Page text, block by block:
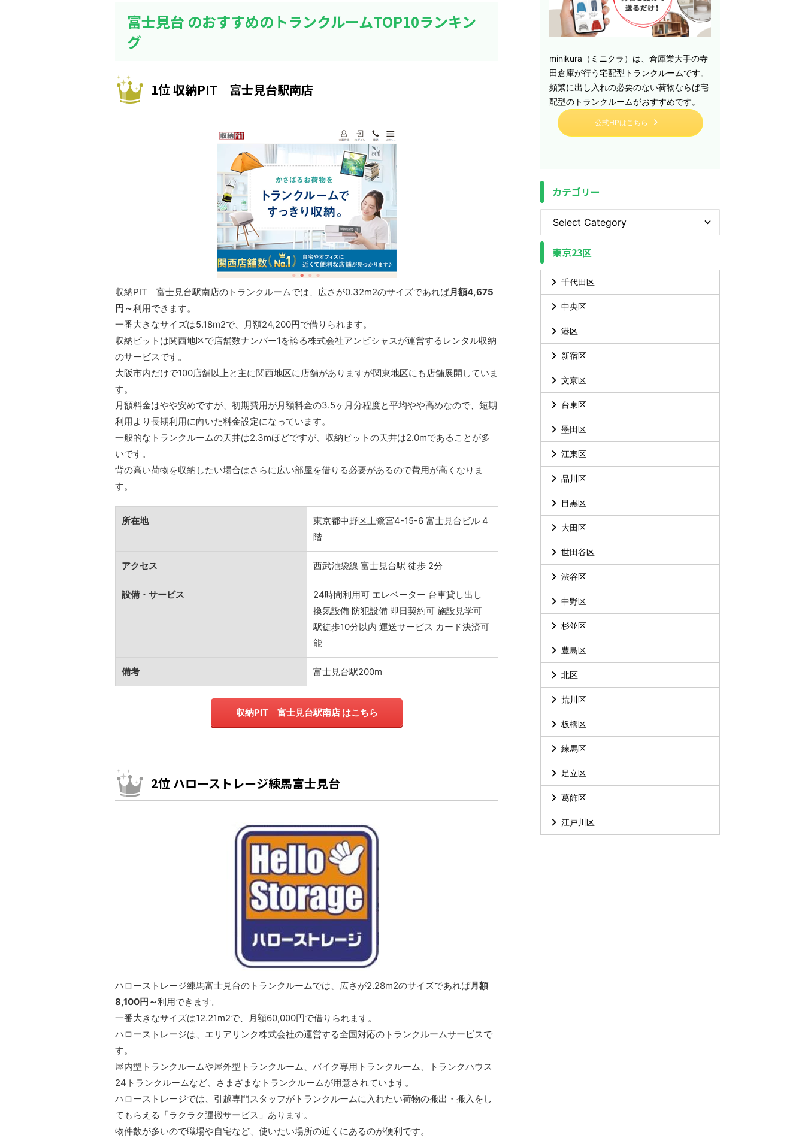
富士見台 のおすすめのトランクルームTOP10ランキン
グ
1位 収納PIT 富士見台駅南店
収納PIT 富士見台駅南店のトランクルームでは、広さが0.32m2のサイズであれば月額4,675
円～利用できます。
一番大きなサイズは5.18m2で、月額24,200円で借りられます。
収納ピットは関西地区で店舗数ナンバー1を誇る株式会社アンビシャスが運営するレンタル収納
のサービスです。
大阪市内だけで100店舗以上と主に関西地区に店舗がありますが関東地区にも店舗展開していま
す。
月額料金はやや安めですが、初期費用が月額料金の3.5ヶ月分程度と平均やや高めなので、短期
利用より長期利用に向いた料金設定になっています。
一般的なトランクルームの天井は2.3mほどですが、収納ピットの天井は2.0mであることが多
いです。
背の高い荷物を収納したい場合はさらに広い部屋を借りる必要があるので費用が高くなりま
す。
所在地
東京都中野区上鷺宮4-15-6 富士見台ビル 4
階
アクセス 西武池袋線 富士見台駅 徒歩 2分
設備・サービス
24時間利用可 エレベーター 台車貸し出し
換気設備 防犯設備 即日契約可 施設見学可
駅徒歩10分以内 運送サービス カード決済可
能
備考 富士見台駅200m
収納PIT 富士見台駅南店 はこちら
2位 ハローストレージ練馬富士見台
ハローストレージ練馬富士見台のトランクルームでは、広さが2.28m2のサイズであれば月額
8,100円～利用できます。
一番大きなサイズは12.21m2で、月額60,000円で借りられます。
ハローストレージは、エリアリンク株式会社の運営する全国対応のトランクルームサービスで
す。
屋内型トランクルームや屋外型トランクルーム、バイク専用トランクルーム、トランクハウス
24トランクルームなど、さまざまなトランクルームが用意されています。
ハローストレージでは、引越専門スタッフがトランクルームに入れたい荷物の搬出・搬入をし
てもらえる「ラクラク運搬サービス」あります。
物件数が多いので職場や自宅など、使いたい場所の近くにあるのが便利です。
minikura（ミニクラ）は、倉庫業大手の寺
田倉庫が行う宅配型トランクルームです。
頻繁に出し入れの必要のない荷物ならば宅
配型のトランクルームがおすすめです。
公式HPはこちら
カテゴリー
東京23区
千代田区
中央区
港区
新宿区
文京区
台東区
墨田区
江東区
品川区
目黒区
大田区
世田谷区
渋谷区
中野区
杉並区
豊島区
北区
荒川区
板橋区
練馬区
足立区
葛飾区
江戸川区